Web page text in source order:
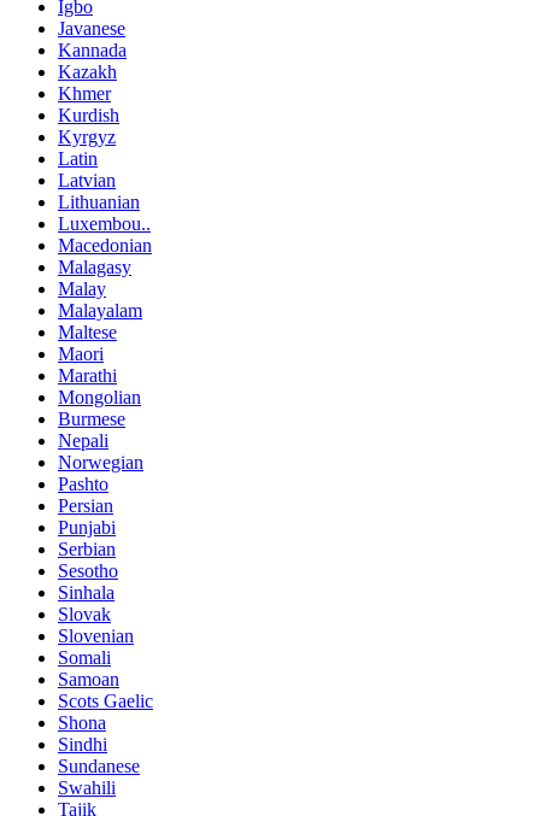
Igbo
Javanese
Kannada
Kazakh
Khmer
Kurdish
Kyrgyz
Latin
Latvian
Lithuanian
Luxembou..
Macedonian
Malagasy
Malay
Malayalam
Maltese
Maori
Marathi
Mongolian
Burmese
Nepali
Norwegian
Pashto
Persian
Punjabi
Serbian
Sesotho
Sinhala
Slovak
Slovenian
Somali
Samoan
Scots Gaelic
Shona
Sindhi
Sundanese
Swahili
Tajik